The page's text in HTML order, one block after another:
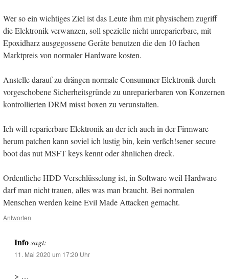
Wer so ein wichtiges Ziel ist das Leute ihm mit physischem zugriff
die Elektronik verwanzen, soll spezielle nicht unreparierbare, mit
Epoxidharz ausgegossene Geräte benutzen die den 10 fachen
Marktpreis von normaler Hardware kosten.
Anstelle darauf zu drängen normale Consummer Elektronik durch
vorgeschobene Sicherheitsgründe zu unreparierbaren von Konzernen
kontrollierten DRM misst boxen zu verunstalten.
Ich will reparierbare Elektronik an der ich auch in der Firmware
herum patchen kann soviel ich lustig bin, kein verßch!sener secure
boot das nut MSFT keys kennt oder ähnlichen dreck.
Ordentliche HDD Verschlüsselung ist, in Software weil Hardware
darf man nicht trauen, alles was man braucht. Bei normalen
Menschen werden keine Evil Made Attacken gemacht.
Antworten
Info sagt:
11. Mai 2020 um 17:20 Uhr
> …